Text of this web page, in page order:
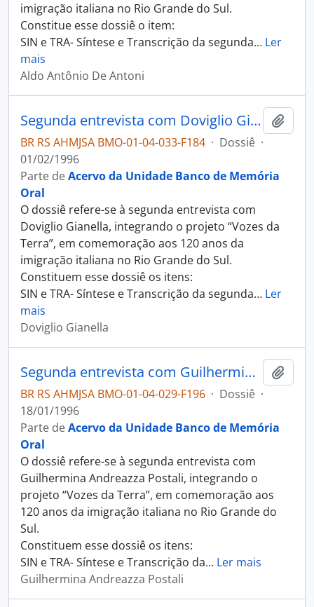
imigração italiana no Rio Grande do Sul.
Constitue esse dossiê o item:
SIN e TRA- Síntese e Transcrição da segunda… Ler
mais
Aldo Antônio De Antoni
Segunda entrevista com Doviglio Gianella
BR RS AHMJSA BMO-01-04-033-F184 · Dossiê ·
01/02/1996
Parte deAcervo da Unidade Banco de Memória
Oral
O dossiê refere-se à segunda entrevista com
Doviglio Gianella, integrando o projeto “Vozes da
Terra”, em comemoração aos 120 anos da
imigração italiana no Rio Grande do Sul.
Constituem esse dossiê os itens:
SIN e TRA- Síntese e Transcrição da segunda… Ler
mais
Doviglio Gianella
Segunda entrevista com Guilhermina Andreazza Postali
BR RS AHMJSA BMO-01-04-029-F196 · Dossiê ·
18/01/1996
Parte deAcervo da Unidade Banco de Memória
Oral
O dossiê refere-se à segunda entrevista com
Guilhermina Andreazza Postali, integrando o
projeto “Vozes da Terra”, em comemoração aos
120 anos da imigração italiana no Rio Grande do
Sul.
Constituem esse dossiê os itens:
SIN e TRA- Síntese e Transcrição da… Ler mais
Guilhermina Andreazza Postali